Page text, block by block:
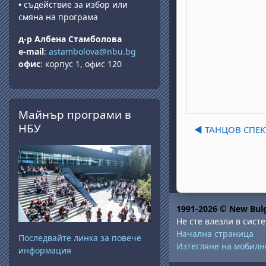
◀︎ ТАНЦОВ
• съдействие за избор или
смяна на програма
д-р Албена Стамболова
e-mail: astambolova@nbu.bg
офис: корпус 1, офис 120
Прескочи Майнър програми в НБУ
Майнър програми в
НБУ
Последвайте линка за повече
информация
1991-2026 © New
Не сте влезли в
Начална страница
Изтегляне на